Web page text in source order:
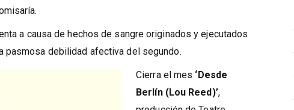
a causa de hechos de sangre originados y ejecutados
pasmosa debilidad afectiva del segundo.
Cierra el mes ‘Desde
Berlín (Lou Reed)’,